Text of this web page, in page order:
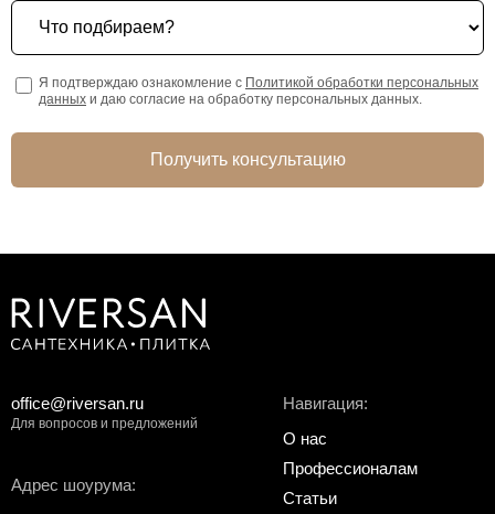
Что подбираем?
Я подтверждаю ознакомление с Политикой обработки персональных
данных и даю согласие на обработку персональных данных.
Получить консультацию
Адрес шоурума:
Навигация:
О нас
Профессионалам
Статьи
office@riversan.ru
Для вопросов и предложений